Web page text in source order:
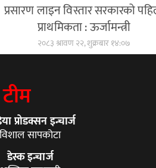
प्रसारण लाइन विस्तार सरकारको
प्राथमिकता : ऊर्जामन्त्री
२०८३ श्रावण २२, शुक्रबार १४:०७
टीम
प्रोडक्सन इन्चार्ज
सापकोटा
डेस्क इन्चार्ज